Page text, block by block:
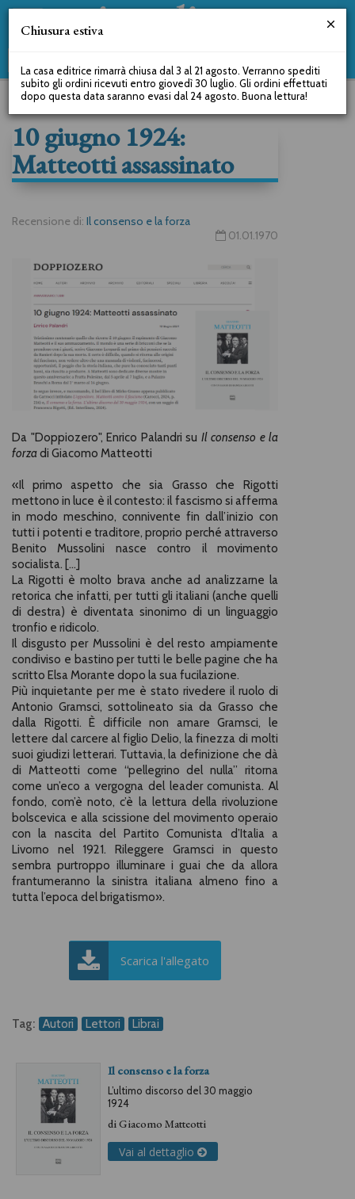
10 giugno 1924:
Matteotti assassinato
Recensione di: Il consenso e la forza
01.01.1970
Da "Doppiozero", Enrico Palandri su Il consenso e la
forzadi Giacomo Matteotti
«Il primo aspetto che sia Grasso che Rigotti
mettono in luce è il contesto: il fascismo si afferma
in modo meschino, connivente fin dall’inizio con
tutti i potenti e traditore, proprio perché attraverso
Benito Mussolini nasce contro il movimento
socialista. [...]
La Rigotti è molto brava anche ad analizzarne la
retorica che infatti, per tutti gli italiani (anche quelli
di destra) è diventata sinonimo di un linguaggio
tronfio e ridicolo.
Il disgusto per Mussolini è del resto ampiamente
condiviso e bastino per tutti le belle pagine che ha
scritto Elsa Morante dopo la sua fucilazione.
Più inquietante per me è stato rivedere il ruolo di
Antonio Gramsci, sottolineato sia da Grasso che
dalla Rigotti. È difficile non amare Gramsci, le
lettere dal carcere al figlio Delio, la finezza di molti
suoi giudizi letterari. Tuttavia, la definizione che dà
di Matteotti come “pellegrino del nulla” ritorna
come un’eco a vergogna del leader comunista. Al
fondo, com’è noto, c’è la lettura della rivoluzione
bolscevica e alla scissione del movimento operaio
con la nascita del Partito Comunista d’Italia a
Livorno nel 1921. Rileggere Gramsci in questo
sembra purtroppo illuminare i guai che da allora
frantumeranno la sinistra italiana almeno fino a
tutta l’epoca del brigatismo».
Scarica l'allegato
Tag: Autori Lettori Librai
Il consenso e la forza
L’ultimo discorso del 30 maggio
1924
diGiacomo Matteotti
Vai al dettaglio
Chiusura estiva
La casa editrice rimarrà chiusa dal 3 al 21 agosto. Verranno spediti
subito gli ordini ricevuti entro giovedì 30 luglio. Gli ordini effettuati
dopo questa data saranno evasi dal 24 agosto. Buona lettura!